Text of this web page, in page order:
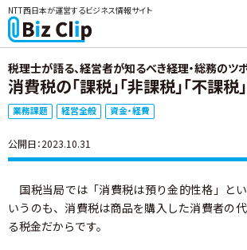
NTT西日本が運営するビジネス情報サイト
税理士が語る、経営者が知るべき経理・総務のツボ
消費税の「課税」「非課税」「不課税
業務課題 経営全般 資金・経費
公開日：2023.10.31
国税当局では「消費税は預り金的性格」と
いうのも、消費税は商品を購入した消費者の
る税金だからです。